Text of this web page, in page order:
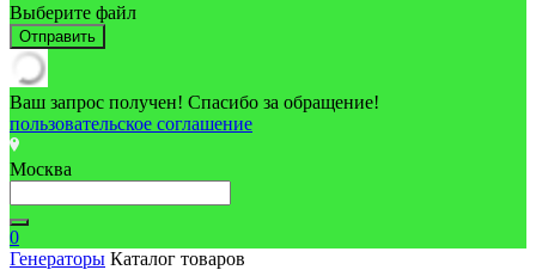
Выберите файл
Отправить
Ваш запрос получен! Спасибо за обращение!
пользовательское соглашение
Москва
0
Генераторы Каталог товаров